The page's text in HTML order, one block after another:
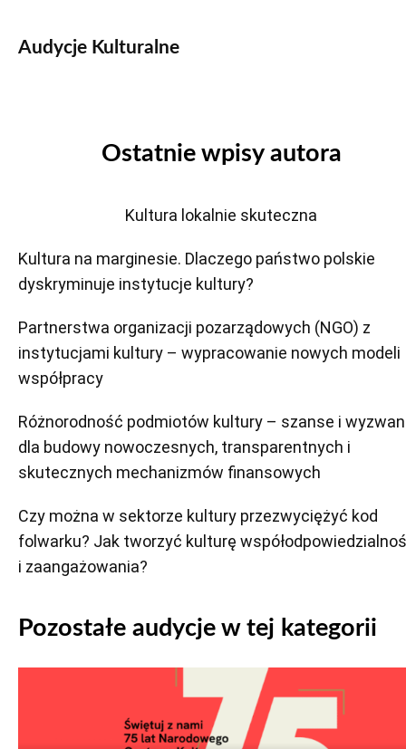
Audycje Kulturalne
Ostatnie wpisy autora
Kultura lokalnie skuteczna
Kultura na marginesie. Dlaczego państwo polskie
dyskryminuje instytucje kultury?
Partnerstwa organizacji pozarządowych (NGO) z
instytucjami kultury – wypracowanie nowych modeli
współpracy
Różnorodność podmiotów kultury – szanse i
dla budowy nowoczesnych, transparentnych i
skutecznych mechanizmów finansowych
Czy można w sektorze kultury przezwyciężyć kod
folwarku? Jak tworzyć kulturę
i zaangażowania?
Pozostałe audycje w tej kategorii